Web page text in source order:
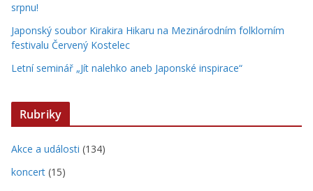
srpnu!
Japonský soubor Kirakira Hikaru na Mezinárodním folklorním
festivalu Červený Kostelec
Letní seminář „Jít nalehko aneb Japonské inspirace“
Rubriky
Akce a události (134)
koncert (15)